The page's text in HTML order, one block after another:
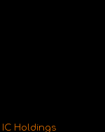
IC Holdings